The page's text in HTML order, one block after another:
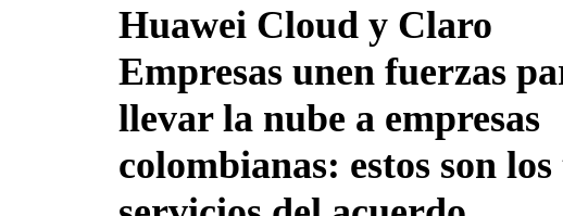
Huawei Cloud y Claro
Empresas unen fuerzas
llevar la nube a empresas
colombianas: estos son los